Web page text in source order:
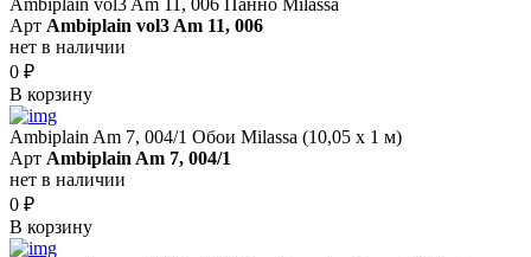
Арт Ambiplain vol3 Am 11, 006
нет в наличии
0 ₽
В корзину
Ambiplain Am 7, 004/1 Обои Milassa (10,05 х 1 м)
Арт Ambiplain Am 7, 004/1
нет в наличии
0 ₽
В корзину